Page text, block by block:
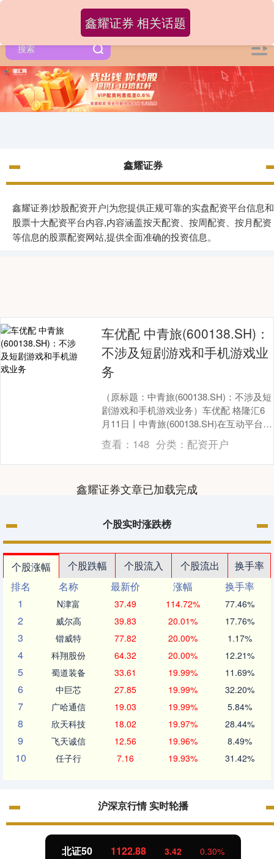
鑫耀证券
鑫耀证券|炒股配资开户|为您提供正规可靠的实盘配资平台信息和
股票十大配资平台内容,内容涵盖按天配资、按周配资、按月配资
等信息的股票配资网站,提供全面准确的投资信息。
鑫耀证券 相关话题
车优配 中青旅(600138.SH)：
不涉及短剧游戏和手机游戏业
务
（原标题：中青旅(600138.SH)：不涉及短
剧游戏和手机游戏业务）车优配 格隆汇6
月11日丨中青旅(600138.SH)在互动平台表
示，中青旅创格主营云计算....
查看： 148 分类： 配资开户
鑫耀证券文章已加载完成
个股实时涨跌榜
个股涨幅 个股跌幅 个股流入 个股流出
换手率
排名
名称 最新价 涨幅
换手率
1
N津富 37.49 114.72% 77.46%
2 威尔高 39.83 20.01% 17.76%
3 锴威特 77.82 20.00% 1.17%
4 科翔股份 64.32 20.00% 12.21%
5 蜀道装备 33.61 19.99% 11.69%
6 中巨芯 27.85 19.99% 32.20%
7 广哈通信 19.03 19.99% 5.84%
8 欣天科技 18.02 19.97% 28.44%
9 飞天诚信 12.56 19.96% 8.49%
10 任子行 7.16 19.93% 31.42%
沪深京行情 实时轮播
北证50 1122.88 3.42 0.30%